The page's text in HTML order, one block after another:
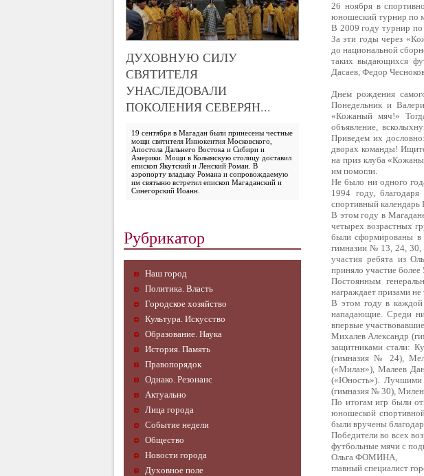
ДУХОВНУЮ СИЛУ
СВЯТИТЕЛЯ
УНАСЛЕДОВАЛИ
ПОКОЛЕНИЯ СЕВЕРЯН...
19 сентября в Магадан были принесены честные
мощи святителя Иннокентия Московского,
Апостола Дальнего Востока и Сибири и
Америки. Мощи в Колымскую столицу доставил
епископ Якутский и Ленский Роман. В
аэропорту владыку Романа и сопровождаемую
им святыню встретил епископ Магаданский и
Синегорский Иоанн.
Рубрикатор
Наш город
Политика. Власть
Городское хозяйство
Культура. Искусство
Образование. Наука
История. Память
Правопорядок
Однако. Резонанс
Актуально
Лица города
Событие недели
Общество
Новости города
Духовное поле
26 ноября в
юношеский турнир по
В 2009 году турнир
За эти годы через
до национальной
таких выдающихся
Дасаев, Федор
Днем рождения
Понедельник и
«Кожаный мяч!»
объявление,
Приведем их
дворах команды!
на приз клуба
им помогли.
Не было ни одного
1994 году,
спортивный
В этом году в
четырех возрастных
были сформированы
гимназии № 13, 24, 30,
участия ребята из
приняло участие более
Постоянным
награждает призами
В этом году в каждой
нападающие. Среди
впервые
Михалев Александр
защитниками стали:
(гимназия № 24),
(«Милан»), Малеев
(«Юность»).
(гимназия № 30),
По итогам игр были
юношеской
были вручены
Победители во всех
футбольные мячи с
Ольга ФОМИНА,
главный специалист